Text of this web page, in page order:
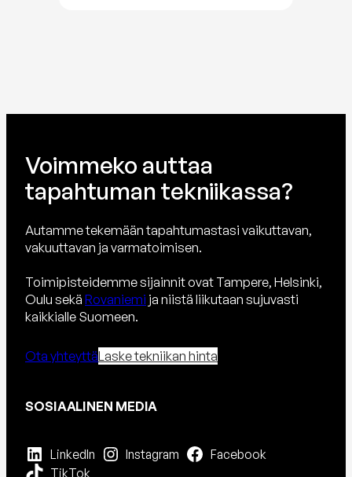
Voimmeko auttaa
tapahtuman tekniikassa?
Autamme tekemään tapahtumastasi vaikuttavan,
vakuuttavan ja varmatoimisen.
Toimipisteidemme sijainnit ovat Tampere, Helsinki,
Oulu sekä Rovaniemi ja niistä liikutaan sujuvasti
kaikkialle Suomeen.
Ota yhteyttäLaske tekniikan hinta
SOSIAALINEN MEDIA
LinkedIn Instagram
Facebook
TikTok